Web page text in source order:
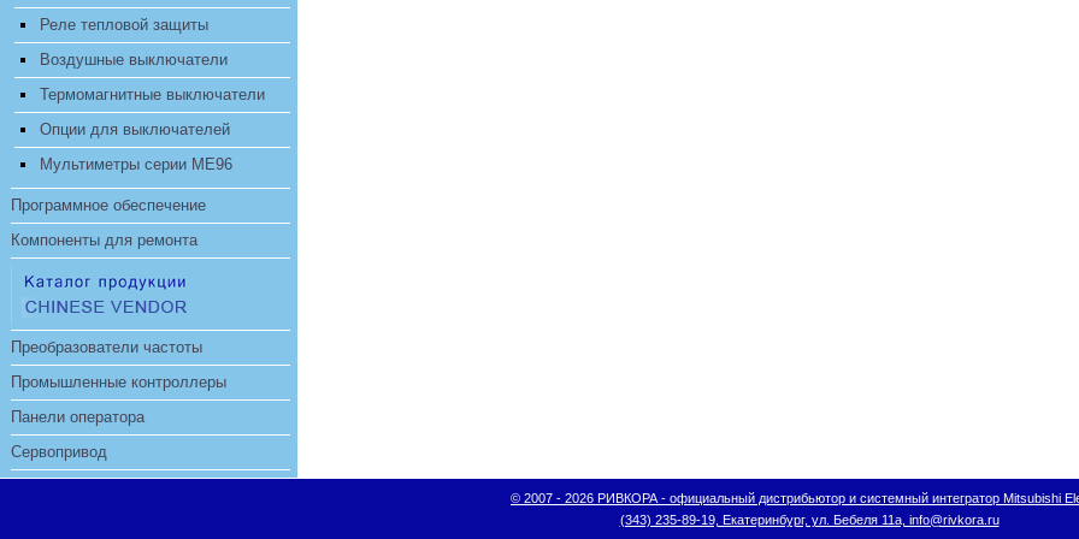
Реле тепловой защиты
Воздушные выключатели
Термомагнитные выключатели
Опции для выключателей
Мультиметры серии ME96
Программное обеспечение
Компоненты для ремонта
Преобразователи частоты
Промышленные контроллеры
Панели оператора
Сервопривод
© 2007 - 2026 РИВКОРА - официальный дистрибьютор и системный интегратор Mitsubishi
(343) 235-89-19, Екатеринбург, ул. Бебеля 11а, info@rivkora.ru